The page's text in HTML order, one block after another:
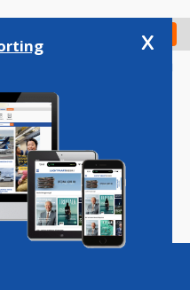
Check in
Vacatures
x